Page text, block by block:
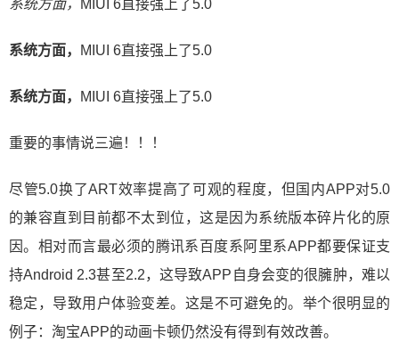
系统方面， MIUI 6直接强上了5.0
系统方面， MIUI 6直接强上了5.0
系统方面， MIUI 6直接强上了5.0
重要的事情说三遍！！！
尽管5.0换了ART效率提高了可观的程度，但国内APP对5.0
的兼容直到目前都不太到位，这是因为系统版本碎片化的原
因。相对而言最必须的腾讯系百度系阿里系APP都要保证支
持Android 2.3甚至2.2，这导致APP自身会变的很臃肿，难以
稳定，导致用户体验变差。这是不可避免的。举个很明显的
例子：淘宝APP的动画卡顿仍然没有得到有效改善。